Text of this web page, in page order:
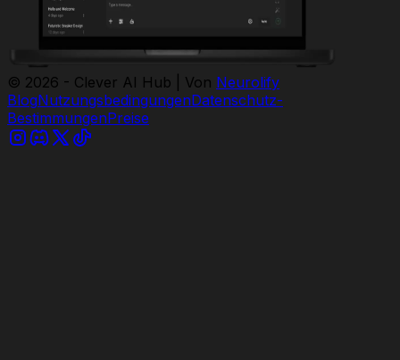
© 2026 - Clever AI Hub | Von Neurolify
BlogNutzungsbedingungenDatenschutz-
BestimmungenPreise